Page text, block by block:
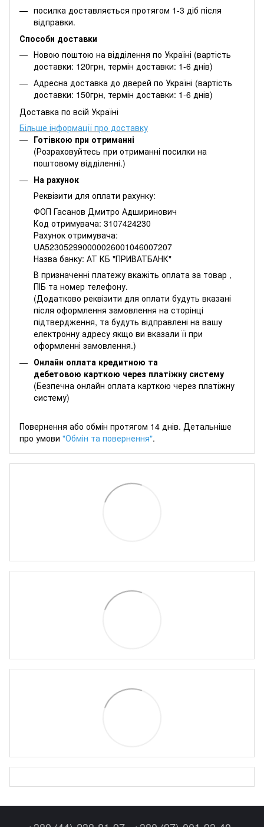
посилка доставляється протягом 1-3 діб після
відправки.
Способи доставки
Новою поштою на відділення по Україні (вартість
доставки: 120грн, термін доставки: 1-6 днів)
Адресна доставка до дверей по Україні (вартість
доставки: 150грн, термін доставки: 1-6 днів)
Доставка по всій Україні
Більше інформації про доставку
Готівкою при отриманні
(Розраховуйтесь при отриманні посилки на
поштовому відділенні.)
На рахунок
Реквізити для оплати рахунку:
ФОП Гасанов Дмитро Адширинович
Код отримувача: 3107424230
Рахунок отримувача:
UA523052990000026001046007207
Назва банку: АТ КБ "ПРИВАТБАНК"
В призначенні платежу вкажіть оплата за товар ,
ПІБ та номер телефону.
(Додатково реквізити для оплати будуть вказані
після оформлення замовлення на сторінці
підтвердження, та будуть відправлені на вашу
електронну адресу якщо ви вказали її при
оформленні замовлення.)
Онлайн оплата кредитною та
дебетовою карткою через платіжну систему
(Безпечна онлайн оплата карткою через платіжну
систему)
Повернення або обмін протягом 14 днів. Детальніше
про умови "Обмін та повернення".